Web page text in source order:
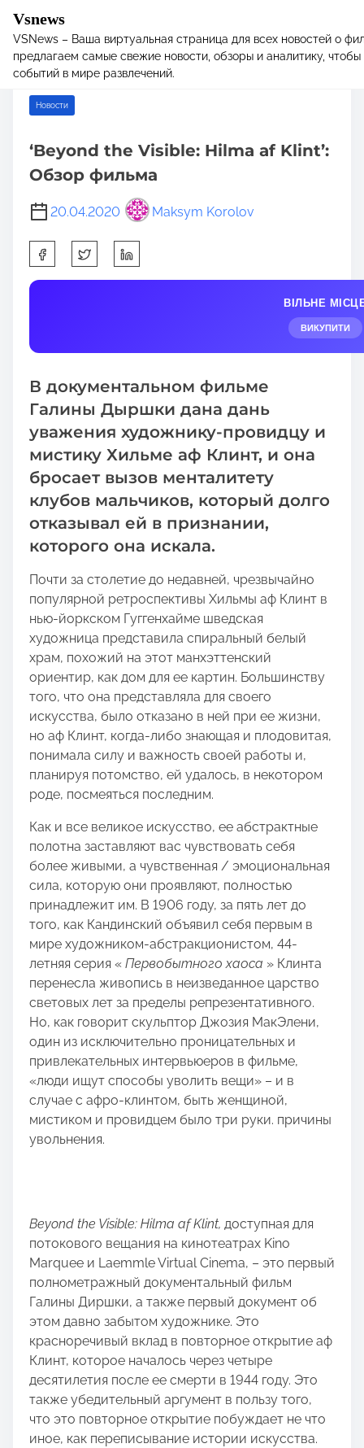
Vsnews
VSNews – Ваша виртуальная страница для всех новостей о
предлагаем самые свежие новости, обзоры и аналитику,
событий в мире развлечений.
Home/Новости / ‘Beyond the Visible: Hilma af Klint’: Обзор
фильма
Новости
‘Beyond the Visible: Hilma af Klint’:
Обзор фильма
20.04.2020 Maksym Korolov
h
a
t
s
p
o
s
t
o
n
:
ВІЛЬНЕ
ВИКУПИТИ
В документальном фильме
Галины Дыршки дана дань
уважения художнику-провидцу и
мистику Хильме аф Клинт, и она
бросает вызов менталитету
клубов мальчиков, который долго
отказывал ей в признании,
которого она искала.
Почти за столетие до недавней, чрезвычайно
популярной ретроспективы Хильмы аф Клинт в
нью-йоркском Гуггенхайме шведская
художница представила спиральный белый
храм, похожий на этот манхэттенский
ориентир, как дом для ее картин. Большинству
того, что она представляла для своего
искусства, было отказано в ней при ее жизни,
но аф Клинт, когда-либо знающая и плодовитая,
понимала силу и важность своей работы и,
планируя потомство, ей удалось, в некотором
роде, посмеяться последним.
Как и все великое искусство, ее абстрактные
полотна заставляют вас чувствовать себя
более живыми, а чувственная / эмоциональная
сила, которую они проявляют, полностью
принадлежит им. В 1906 году, за пять лет до
того, как Кандинский объявил себя первым в
мире художником-абстракционистом, 44-
летняя серия « Первобытного хаоса » Клинта
перенесла живопись в неизведанное царство
световых лет за пределы репрезентативного.
Но, как говорит скульптор Джозия МакЭлени,
один из исключительно проницательных и
привлекательных интервьюеров в фильме,
«люди ищут способы уволить вещи» – и в
случае с афро-клинтом, быть женщиной,
мистиком и провидцем было три руки. причины
увольнения.
Beyond the Visible: Hilma af Klint, доступная для
потокового вещания на кинотеатрах Kino
Marquee и Laemmle Virtual Cinema, – это первый
полнометражный документальный фильм
Галины Диршки, а также первый документ об
этом давно забытом художнике. Это
красноречивый вклад в повторное открытие аф
Клинт, которое началось через четыре
десятилетия после ее смерти в 1944 году. Это
также убедительный аргумент в пользу того,
что это повторное открытие побуждает не что
иное, как переписывание истории искусства.